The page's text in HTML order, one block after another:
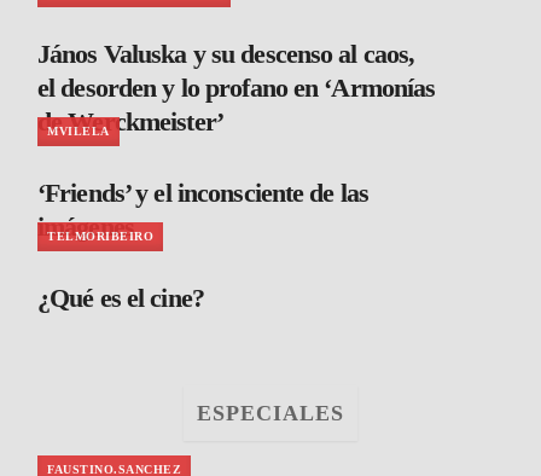
János Valuska y su descenso al caos,
el desorden y lo profano en ‘Armonías
de Werckmeister’
MVILELA
‘Friends’ y el inconsciente de las
imágenes
TELMORIBEIRO
¿Qué es el cine?
ESPECIALES
FAUSTINO.SANCHEZ